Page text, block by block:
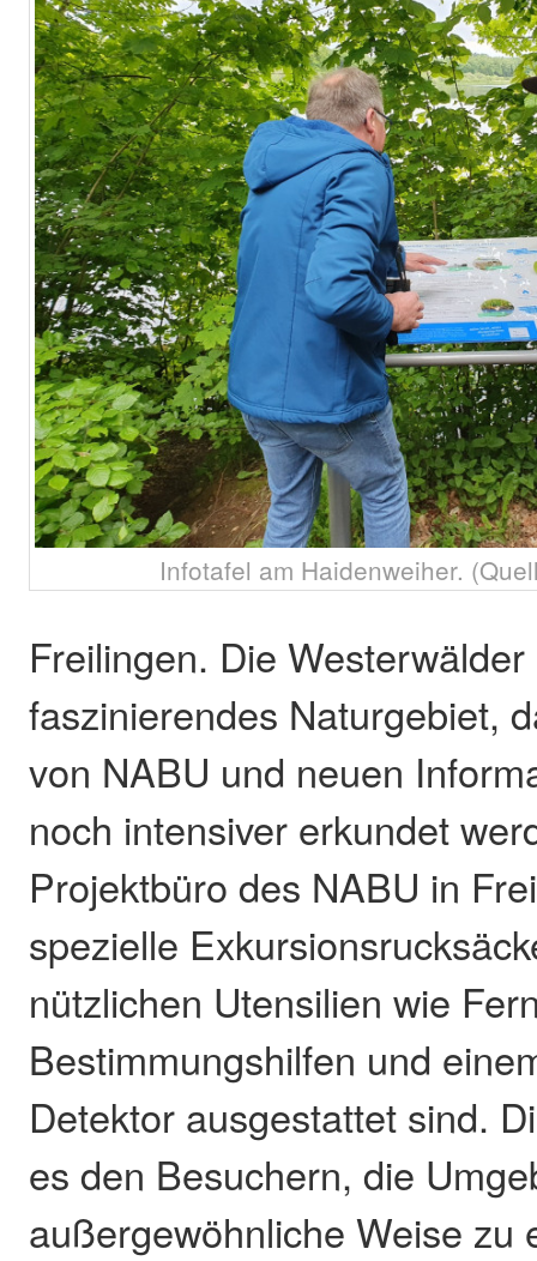
Infotafel am Haidenweiher.
Freilingen. Die
faszinierendes Naturgebiet,
von NABU und neuen
noch intensiver erkundet
Projektbüro des NABU in
spezielle
nützlichen Utensilien wie
Bestimmungshilfen und
Detektor ausgestattet sind.
es den Besuchern, die
außergewöhnliche Weise zu